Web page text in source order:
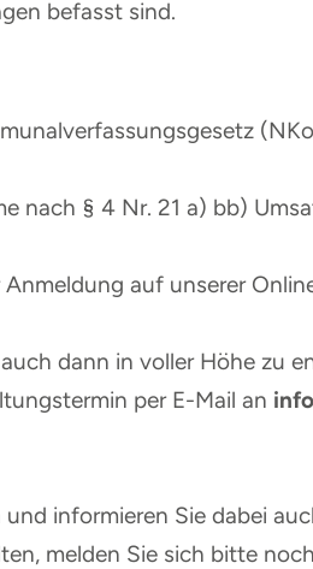
befasst sind.
nach § 4 Nr. 21 a) bb)
auf unserer
dann in voller Höhe zu
per E-Mail an
informieren Sie dabei
melden Sie sich bitte